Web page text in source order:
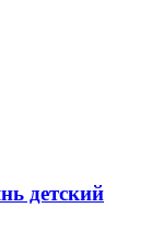
детский